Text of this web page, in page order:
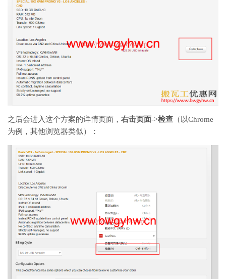
之后会进入这个方案的详情页面， 右击页面->检查 （以Chrome
为例，其他浏览器类似）：